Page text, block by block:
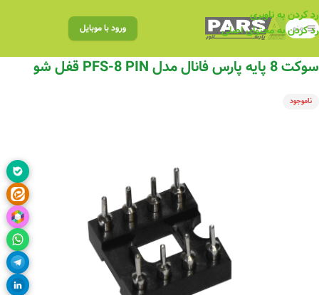
رد کردن به ناوبری
رد کردن به محتوای اصلی
منو ورود با موبایل
سوکت 8 پایه پارس فانال مدل PFS-8 PIN قفل شو
ناموجود